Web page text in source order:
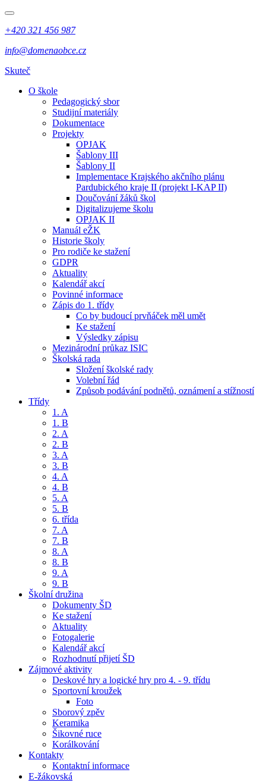
+420 321 456 987
info@domenaobce.cz
Skuteč
O škole
Pedagogický sbor
Studijní materiály
Dokumentace
Projekty
OPJAK
Šablony III
Šablony II
Implementace Krajského akčního plánu
Pardubického kraje II (projekt I-KAP II)
Doučování žáků škol
Digitalizujeme školu
OPJAK II
Manuál eŽK
Historie školy
Pro rodiče ke stažení
GDPR
Aktuality
Kalendář akcí
Povinné informace
Zápis do 1. třídy
Co by budoucí prvňáček měl umět
Ke stažení
Výsledky zápisu
Mezinárodní průkaz ISIC
Školská rada
Složení školské rady
Volební řád
Způsob podávání podnětů, oznámení a stížností
Třídy
1. A
1. B
2. A
2. B
3. A
3. B
4. A
4. B
5. A
5. B
6. třída
7. A
7. B
8. A
8. B
9. A
9. B
Školní družina
Dokumenty ŠD
Ke stažení
Aktuality
Fotogalerie
Kalendář akcí
Rozhodnutí přijetí ŠD
Zájmové aktivity
Deskové hry a logické hry pro 4. - 9. třídu
Sportovní kroužek
Foto
Sborový zpěv
Keramika
Šikovné ruce
Korálkování
Kontakty
Kontaktní informace
E-žákovská